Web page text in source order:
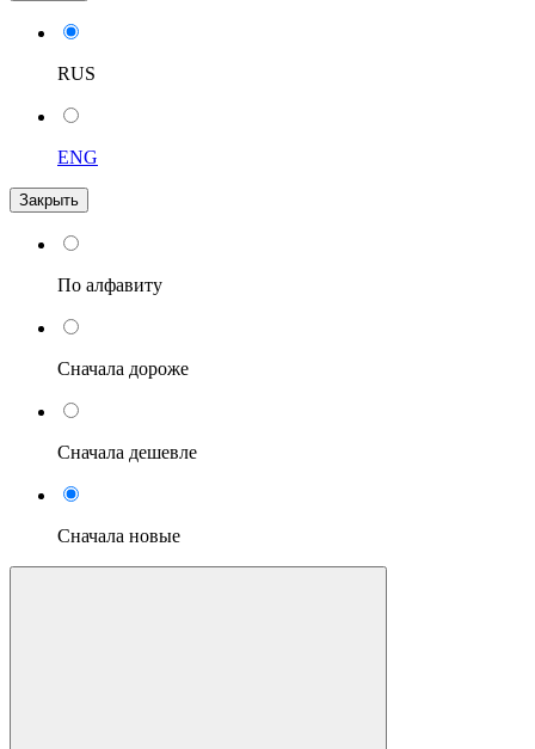
RUS
ENG
Закрыть
По алфавиту
Сначала дороже
Сначала дешевле
Сначала новые